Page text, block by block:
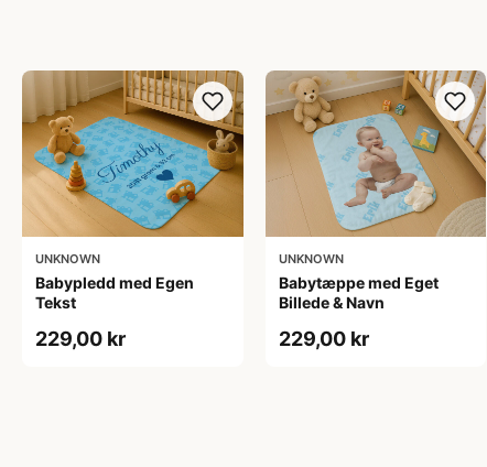
UNKNOWN
Babypledd med Egen
Tekst
229,00 kr
UNKNOWN
Babytæppe med Eget
Billede & Navn
229,00 kr